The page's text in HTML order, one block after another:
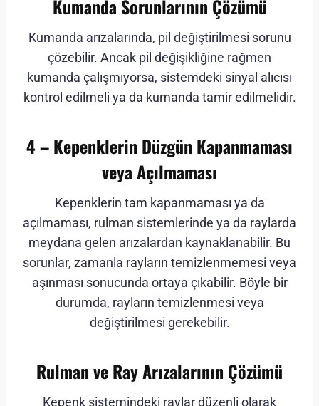
Kumanda Sorunlarının Çözümü
Kumanda arızalarında, pil değiştirilmesi sorunu
çözebilir. Ancak pil değişikliğine rağmen
kumanda çalışmıyorsa, sistemdeki sinyal alıcısı
kontrol edilmeli ya da kumanda tamir edilmelidir.
4 – Kepenklerin Düzgün Kapanmaması
veya Açılmaması
Kepenklerin tam kapanmaması ya da
açılmaması, rulman sistemlerinde ya da raylarda
meydana gelen arızalardan kaynaklanabilir. Bu
sorunlar, zamanla rayların temizlenmemesi veya
aşınması sonucunda ortaya çıkabilir. Böyle bir
durumda, rayların temizlenmesi veya
değiştirilmesi gerekebilir.
Rulman ve Ray Arızalarının Çözümü
Kepenk sistemindeki raylar düzenli olarak